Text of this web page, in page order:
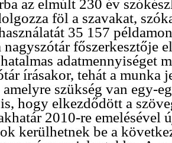
az elmúlt 230 év
föl a szavakat,
35 157
nagyszótár főszerkesztője
adatmennyiséget
írásakor, tehát a munka
szükség van egy-
hogy elkezdődött a
2010-re emelésével
kerülhetnek be a